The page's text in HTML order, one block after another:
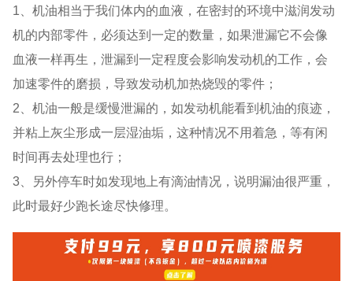
1、机油相当于我们体内的血液，在密封的环境中滋润发动
机的内部零件，必须达到一定的数量，如果泄漏它不会像
血液一样再生，泄漏到一定程度会影响发动机的工作，会
加速零件的磨损，导致发动机加热烧毁的零件；
2、机油一般是缓慢泄漏的，如发动机能看到机油的痕迹，
并粘上灰尘形成一层湿油垢，这种情况不用着急，等有闲
时间再去处理也行；
3、另外停车时如发现地上有滴油情况，说明漏油很严重，
此时最好少跑长途尽快修理。